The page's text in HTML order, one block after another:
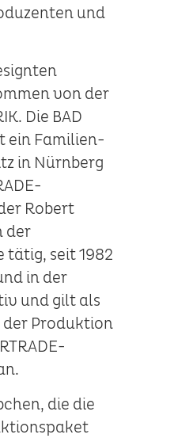
und
von der
Die BAD
ein Familien-
in Nürnberg
Robert
der
seit 1982
in der
und gilt als
der Produktion
die die